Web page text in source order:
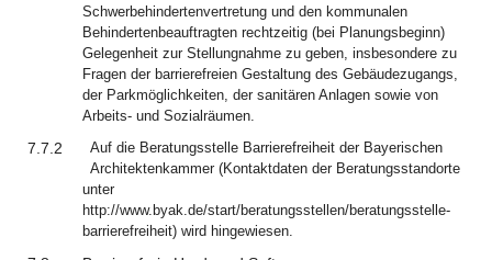
Schwerbehindertenvertretung und den kommunalen
Behindertenbeauftragten rechtzeitig (bei Planungsbeginn)
Gelegenheit zur Stellungnahme zu geben, insbesondere zu
Fragen der barrierefreien Gestaltung des Gebäudezugangs,
der Parkmöglichkeiten, der sanitären Anlagen sowie von
Arbeits- und Sozialräumen.
7.7.2
Auf die Beratungsstelle Barrierefreiheit der Bayerischen
Architektenkammer (Kontaktdaten der Beratungsstandorte
unter
http://www.byak.de/start/beratungsstellen/beratungsstelle-
barrierefreiheit) wird hingewiesen.